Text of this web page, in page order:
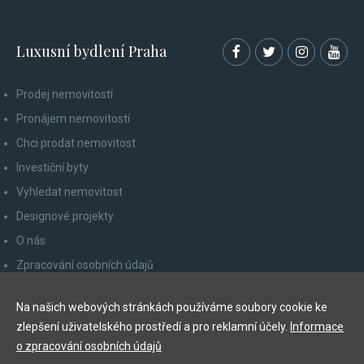
Luxusní bydlení Praha
Prodej nemovitostí
Pronájem nemovitostí
Chci prodat nemovitost
Investiční byty
Vyhledat nemovitost
Designové projekty
O nás
Zpracování osobních údajů
Odhlášení z newsletteru
Na našich webových stránkách používáme soubory cookie ke
zlepšení uživatelského prostředí a pro reklamní účely. Informace
o zpracování osobních údajů